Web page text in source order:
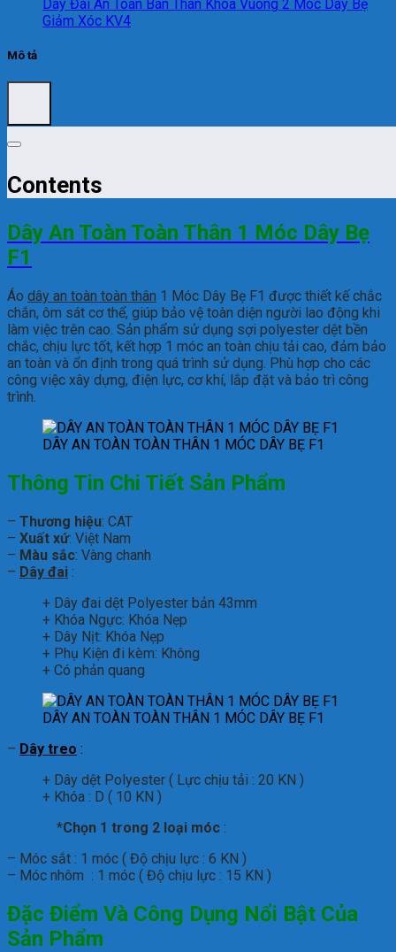
Dây Đai An Toàn Bán Thân Khóa Vuông 2 Móc Dây Bẹ
Giảm Xóc KV4
Mô tả
Contents
Dây An Toàn Toàn Thân 1 Móc Dây Bẹ
F1
Áo dây an toàn toàn thân 1 Móc Dây Bẹ F1 được thiết kế chắc
chắn, ôm sát cơ thể, giúp bảo vệ toàn diện người lao động khi
làm việc trên cao. Sản phẩm sử dụng sợi polyester dệt bền
chắc, chịu lực tốt, kết hợp 1 móc an toàn chịu tải cao, đảm bảo
an toàn và ổn định trong quá trình sử dụng. Phù hợp cho các
công việc xây dựng, điện lực, cơ khí, lắp đặt và bảo trì công
trình.
DÂY AN TOÀN TOÀN THÂN 1 MÓC DÂY BẸ F1
Thông Tin Chi Tiết Sản Phẩm
– Thương hiệu: CAT
– Xuất xứ: Việt Nam
– Màu sắc: Vàng chanh
– Dây đai :
+ Dây đai dệt Polyester bản 43mm
+ Khóa Ngực: Khóa Nẹp
+ Dây Nịt: Khóa Nẹp
+ Phụ Kiện đi kèm: Không
+ Có phản quang
DÂY AN TOÀN TOÀN THÂN 1 MÓC DÂY BẸ F1
– Dây treo :
+ Dây dệt Polyester ( Lực chịu tải : 20 KN )
+ Khóa : D ( 10 KN )
*Chọn 1 trong 2 loại móc :
– Móc sắt : 1 móc ( Độ chịu lực : 6 KN )
– Móc nhôm : 1 móc ( Độ chịu lực : 15 KN )
Đặc Điểm Và Công Dụng Nổi Bật Của
Sản Phẩm